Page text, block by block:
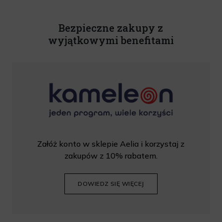
Bezpieczne zakupy z
wyjątkowymi benefitami
Załóż konto w sklepie Aelia i korzystaj z
zakupów z 10% rabatem.
DOWIEDZ SIĘ WIĘCEJ